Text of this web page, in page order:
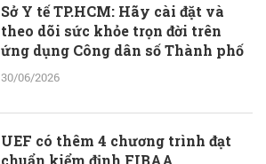
Sở Y tế TP.HCM: Hãy cài đặt và
theo dõi sức khỏe trọn đời trên
ứng dụng Công dân số Thành phố
30/06/2026
UEF có thêm 4 chương trình đạt
chuẩn kiểm định FIBAA